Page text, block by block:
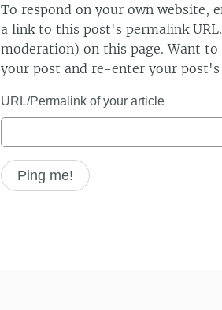
To respond on your own website,
a link to this post's permalink
moderation) on this page. Want
your post and re-enter your post's
URL/Permalink of your article